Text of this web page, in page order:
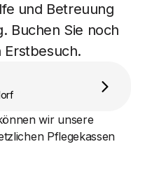
und Betreuung
Buchen Sie noch
wir unsere
Pflegekassen